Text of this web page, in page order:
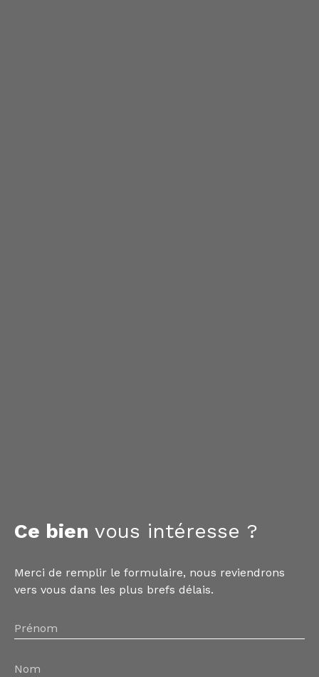
Ce bien vous intéresse ?
Merci de remplir le formulaire, nous reviendrons
vers vous dans les plus brefs délais.
Prénom
Nom